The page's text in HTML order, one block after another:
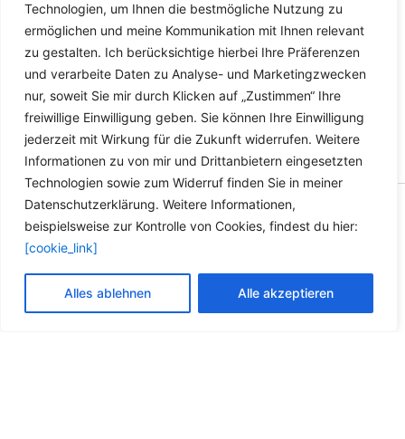
Technologien, um Ihnen die bestmögliche Nutzung zu
ermöglichen und meine Kommunikation mit Ihnen relevant
zu gestalten. Ich berücksichtige hierbei Ihre Präferenzen
und verarbeite Daten zu Analyse- und Marketingzwecken
nur, soweit Sie mir durch Klicken auf „Zustimmen“ Ihre
freiwillige Einwilligung geben. Sie können Ihre Einwilligung
jederzeit mit Wirkung für die Zukunft widerrufen. Weitere
Informationen zu von mir und Drittanbietern eingesetzten
Technologien sowie zum Widerruf finden Sie in meiner
Datenschutzerklärung. Weitere Informationen,
beispielsweise zur Kontrolle von Cookies, findest du hier:
[cookie_link]
Alles ablehnen Alle akzeptieren
Werktage
Copyright © 2026 Versandhandel für Fahrzeugteile, Ersatzteile
für: SMART BMW VW - Zubehör für Werkstätten.
Vertrag widerrufen